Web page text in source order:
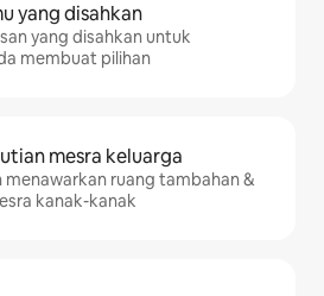
yang disahkan
yang disahkan untuk
membuat pilihan
mesra keluarga
menawarkan ruang tambahan &
kanak-kanak